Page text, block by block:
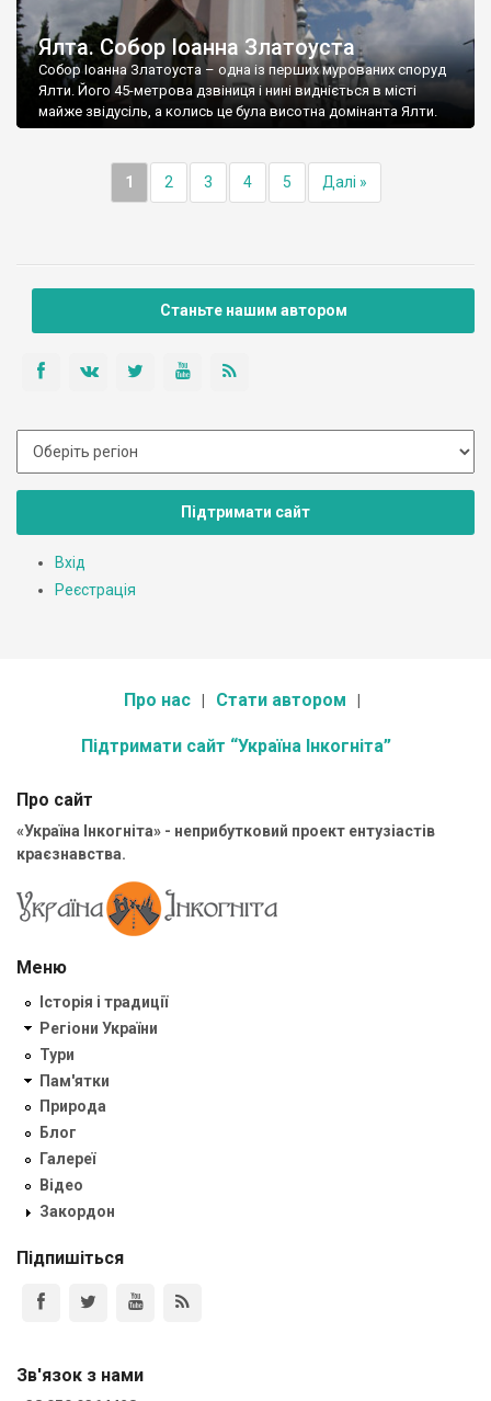
Ялта. Собор Іоанна Златоуста
Собор Іоанна Златоуста – одна із перших мурованих споруд
Ялти. Його 45-метрова дзвіниця і нині видніється в місті
майже звідусіль, а колись це була висотна домінанта Ялти.
1 2 3 4 5 Далі »
Станьте нашим автором
Підтримати сайт
Вхід
Реєстрація
Про нас Стати автором
Підтримати сайт “Україна Інкогніта”
Про сайт
«Україна Інкогніта» - неприбутковий проект ентузіастів
краєзнавства.
Меню
Історія і традиції
Регіони України
Тури
Пам'ятки
Природа
Блог
Галереї
Відео
Закордон
Підпишіться
Зв'язок з нами